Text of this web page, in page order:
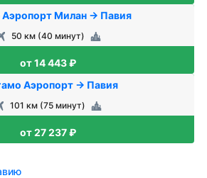
Аэропорт Милан → Павия
50 км (40 минут)
от 14 443 ₽
Аэропорт → Павия
101 км (75 минут)
от 27 237 ₽